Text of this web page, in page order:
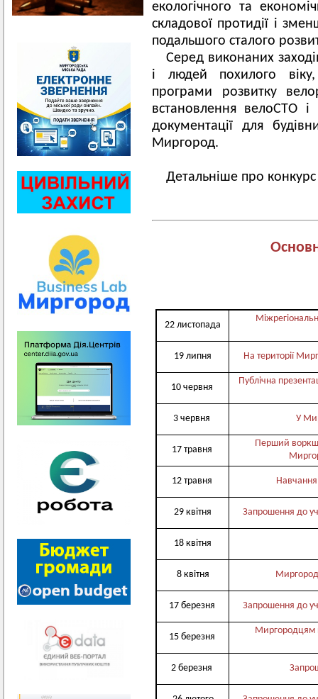
екологічного та
складової протидії і
подальшого сталого
Серед виконаних
і людей похилого
програми розвитку
встановлення велоСТО і
документації для
Миргород.
Детальніше про
22 листопада
19 липня На території
10 червня
Публічна
3 червня У
17 травня
Перший
12 травня
29 квітня Запрошення до
18 квітня
8 квітня
17 березня Запрошення до
15 березня
Миргородцям
2 березня